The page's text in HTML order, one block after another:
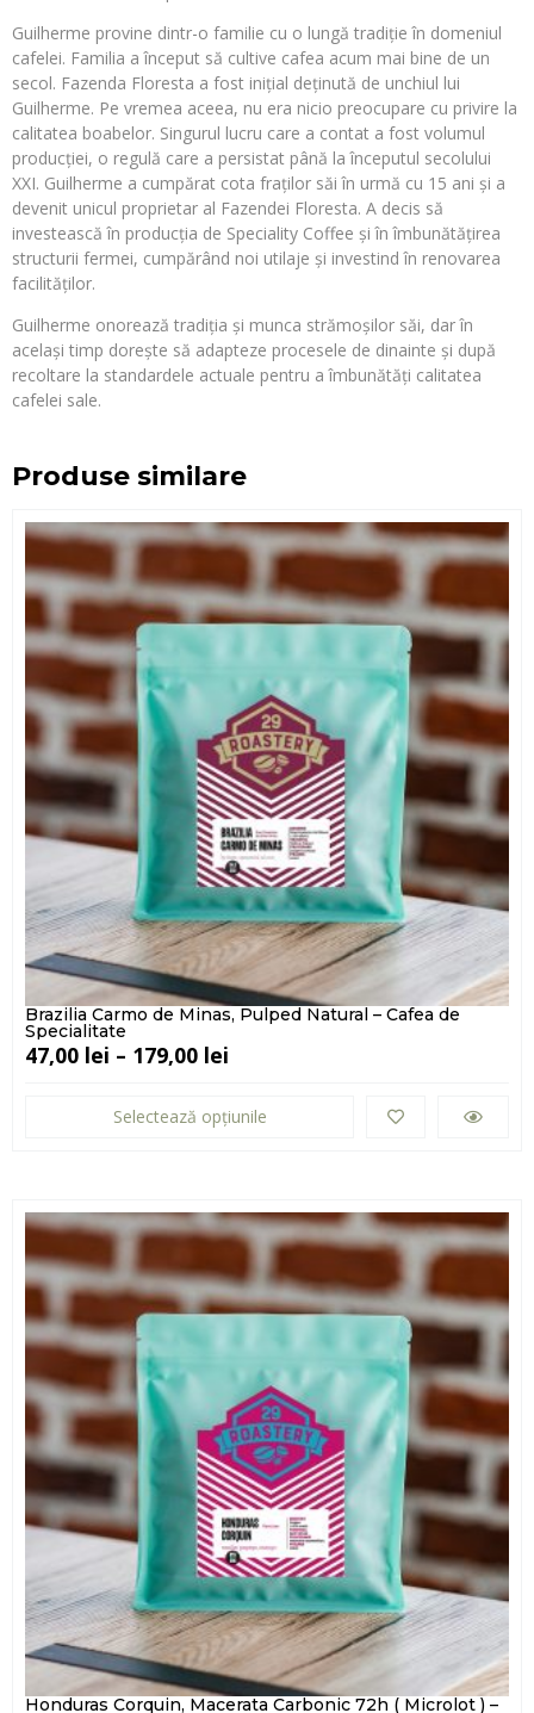
Guilherme provine dintr-o familie cu o lungă tradiție în domeniul
cafelei. Familia a început să cultive cafea acum mai bine de un
secol. Fazenda Floresta a fost inițial deținută de unchiul lui
Guilherme. Pe vremea aceea, nu era nicio preocupare cu privire la
calitatea boabelor. Singurul lucru care a contat a fost volumul
producției, o regulă care a persistat până la începutul secolului
XXI. Guilherme a cumpărat cota fraților săi în urmă cu 15 ani și a
devenit unicul proprietar al Fazendei Floresta. A decis să
investească în producția de Speciality Coffee și în îmbunătățirea
structurii fermei, cumpărând noi utilaje și investind în renovarea
facilităților.
Guilherme onorează tradiția și munca strămoșilor săi, dar în
același timp dorește să adapteze procesele de dinainte și după
recoltare la standardele actuale pentru a îmbunătăți calitatea
cafelei sale.
Produse similare
Brazilia Carmo de Minas, Pulped Natural – Cafea de
Specialitate
47,00 lei – 179,00 lei
Selectează opțiunile
Honduras Corquin, Macerata Carbonic 72h ( Microlot ) –